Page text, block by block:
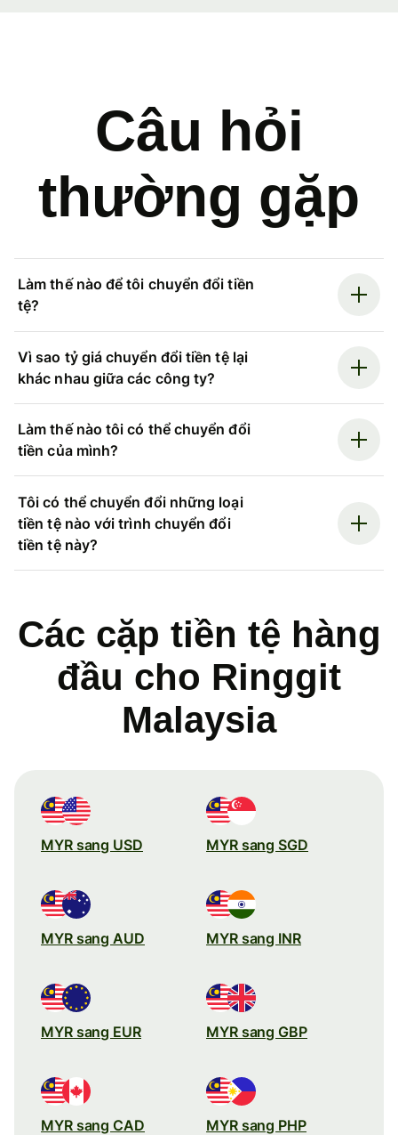
Câu hỏi
thường gặp
Làm thế nào để tôi chuyển đổi tiền
tệ?
Vì sao tỷ giá chuyển đổi tiền tệ lại
khác nhau giữa các công ty?
Làm thế nào tôi có thể chuyển đổi
tiền của mình?
Tôi có thể chuyển đổi những loại
tiền tệ nào với trình chuyển đổi
tiền tệ này?
Các cặp tiền tệ hàng
đầu cho Ringgit
Malaysia
MYR sang USD MYR sang SGD
MYR sang AUD MYR sang INR
MYR sang EUR MYR sang GBP
MYR sang CAD MYR sang PHP